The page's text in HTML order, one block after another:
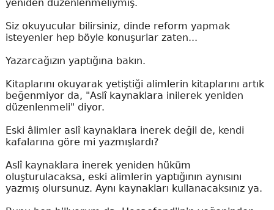
yeniden düzenlenmeliymiş.
Siz okuyucular bilirsiniz, dinde reform yapmak
isteyenler hep böyle konuşurlar zaten...
Yazarcağızın yaptığına bakın.
Kitaplarını okuyarak yetiştiği alimlerin kitaplarını artık
beğenmiyor da, "Aslî kaynaklara inilerek yeniden
düzenlenmeli" diyor.
Eski âlimler aslî kaynaklara inerek değil de, kendi
kafalarına göre mi yazmışlardı?
Aslî kaynaklara inerek yeniden hüküm
oluşturulacaksa, eski alimlerin yaptığının aynısını
yazmış olursunuz. Aynı kaynakları kullanacaksınız ya.